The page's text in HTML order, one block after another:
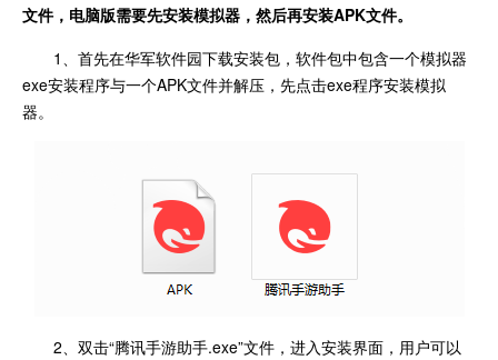
文件，电脑版需要先安装模拟器，然后再安装APK文件。
1、首先在华军软件园下载安装包，软件包中包含一个模拟器
exe安装程序与一个APK文件并解压，先点击exe程序安装模拟
器。
2、双击“腾讯手游助手.exe”文件，进入安装界面，用户可以